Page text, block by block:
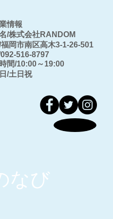
情報
/株式会社RANDOM
岡市南区高木3-1-26-501
516-8797
間/10:00～19:00
/土日祝​
なび